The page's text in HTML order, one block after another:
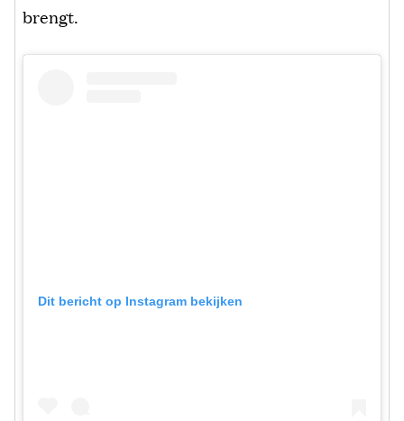
brengt.
Dit bericht op Instagram bekijken